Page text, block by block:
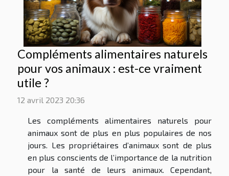
Compléments alimentaires naturels
pour vos animaux : est-ce vraiment
utile ?
12 avril 2023 20:36
Les compléments alimentaires naturels pour
animaux sont de plus en plus populaires de nos
jours. Les propriétaires d’animaux sont de plus
en plus conscients de l’importance de la nutrition
pour la santé de leurs animaux. Cependant,